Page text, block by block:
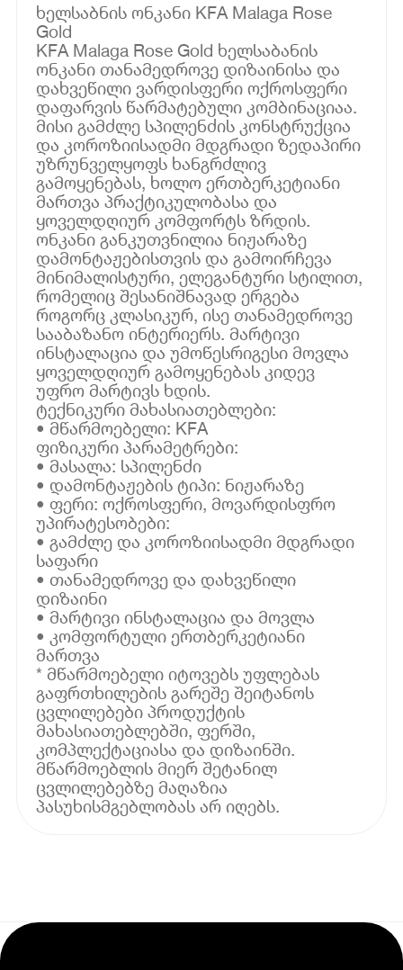
ხელსაბნის ონკანი KFA Malaga Rose
Gold
KFA Malaga Rose Gold ხელსაბანის
ონკანი თანამედროვე დიზაინისა და
დახვეწილი ვარდისფერი ოქროსფერი
დაფარვის წარმატებული კომბინაციაა.
მისი გამძლე სპილენძის კონსტრუქცია
და კოროზიისადმი მდგრადი ზედაპირი
უზრუნველყოფს ხანგრძლივ
გამოყენებას, ხოლო ერთბერკეტიანი
მართვა პრაქტიკულობასა და
ყოველდღიურ კომფორტს ზრდის.
ონკანი განკუთვნილია ნიჟარაზე
დამონტაჟებისთვის და გამოირჩევა
მინიმალისტური, ელეგანტური სტილით,
რომელიც შესანიშნავად ერგება
როგორც კლასიკურ, ისე თანამედროვე
სააბაზანო ინტერიერს. მარტივი
ინსტალაცია და უმოწესრიგესი მოვლა
ყოველდღიურ გამოყენებას კიდევ
უფრო მარტივს ხდის.
ტექნიკური მახასიათებლები:
• მწარმოებელი: KFA
ფიზიკური პარამეტრები:
• მასალა: სპილენძი
• დამონტაჟების ტიპი: ნიჟარაზე
• ფერი: ოქროსფერი, მოვარდისფრო
უპირატესობები:
• გამძლე და კოროზიისადმი მდგრადი
საფარი
• თანამედროვე და დახვეწილი
დიზაინი
• მარტივი ინსტალაცია და მოვლა
• კომფორტული ერთბერკეტიანი
მართვა
* მწარმოებელი იტოვებს უფლებას
გაფრთხილების გარეშე შეიტანოს
ცვლილებები პროდუქტის
მახასიათებლებში, ფერში,
კომპლექტაციასა და დიზაინში.
მწარმოებლის მიერ შეტანილ
ცვლილებებზე მაღაზია
პასუხისმგებლობას არ იღებს.